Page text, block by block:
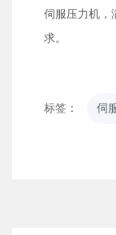
伺服压力机，
求。
标签： 伺